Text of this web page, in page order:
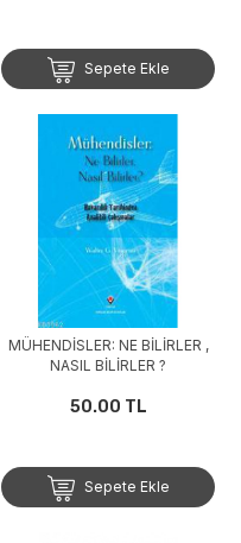
Sepete Ekle
MÜHENDİSLER: NE BİLİRLER ,
NASIL BİLİRLER ?
50.00 TL
Sepete Ekle